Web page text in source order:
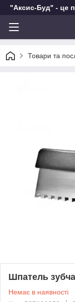
"Аксис-Буд" - це
Товари та
Шпатель
Немає в наявності